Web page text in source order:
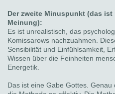
Der zweite Minuspunkt (das
Meinung):
Es ist unrealistisch, das
Komissarows nachzuahmen.
Sensibilität und Einfühlsamkeit,
Wissen über die Feinheiten
Energetik.
Das ist eine Gabe Gottes.